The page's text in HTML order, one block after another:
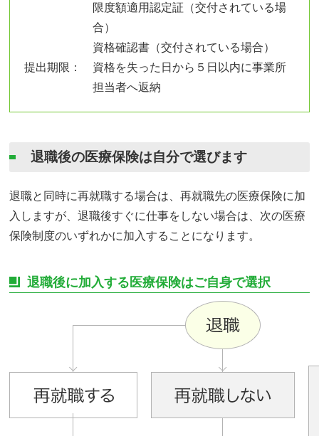
限度額適用認定証（交付されている場
合）
資格確認書（交付されている場合）
提出期限：
資格を失った日から５日以内に事業所
担当者へ返納
退職後の医療保険は自分で選びます
退職と同時に再就職する場合は、再就職先の医療保険に加
入しますが、退職後すぐに仕事をしない場合は、次の医療
保険制度のいずれかに加入することになります。
退職後に加入する医療保険はご自身で選択